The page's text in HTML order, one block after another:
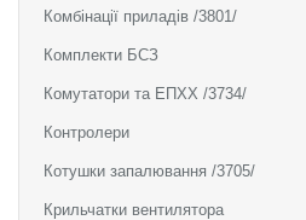
Комбінації приладів /3801/
Комплекти БСЗ
Комутатори та ЕПХХ /3734/
Контролери
Котушки запалювання /3705/
Крильчатки вентилятора